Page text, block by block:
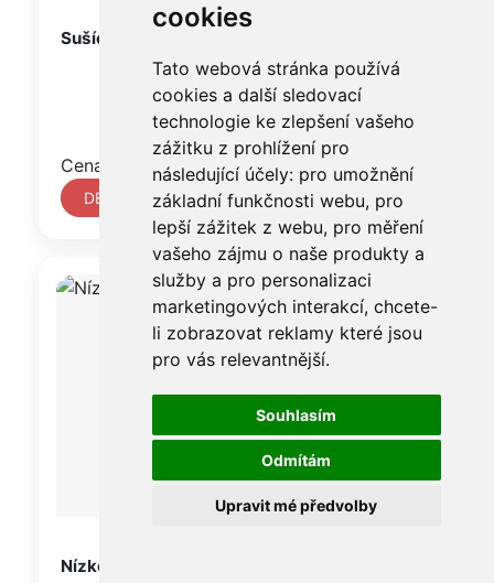
cookies
Tato webová stránka používá
cookies a další sledovací
technologie ke zlepšení vašeho
zážitku z prohlížení pro
následující účely: pro umožnění
základní funkčnosti webu, pro
lepší zážitek z webu, pro měření
vašeho zájmu o naše produkty a
služby a pro personalizaci
marketingových interakcí, chcete-
li zobrazovat reklamy které jsou
pro vás relevantnější.
Souhlasím
Odmítám
Upravit mé předvolby
Sušící regál
Cena na vyžádání
DETAIL
Nízkopodtlaková deska